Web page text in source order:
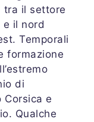
tra il settore
il nord
Temporali
formazione
di
Corsica e
Qualche